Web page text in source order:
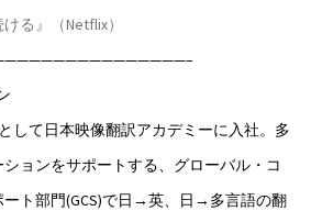
る』（Netflix）
して日本映像翻訳アカデミーに入社。多
ョンをサポートする、グローバル・コ
ート部門(GCS)で日→英、日→多言語の翻